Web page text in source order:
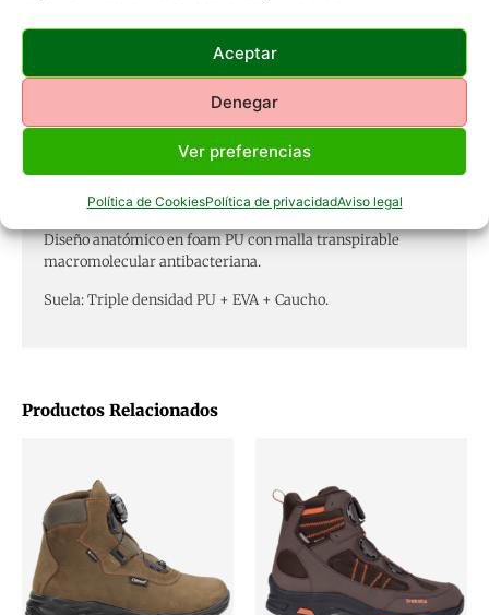
Aceptar
Denegar
Ver preferencias
Política de CookiesPolítica de privacidadAviso legal
Productos Relacionados
Botas Hart RTC Norden de caza con detalles en blaze, gran
amortiguación y absorción de impactos.
Peso: 680 gr (43) COMPOSICIÓN Piel: Nobuk italiano 1,8mm
con tratamiento impermeabilizante
Forro: Membrana impermeable/transpirable Osmotech
Plantilla de fabricación: PE Plantilla de confort.
Diseño anatómico en foam PU con malla transpirable
macromolecular antibacteriana.
Suela: Triple densidad PU + EVA + Caucho.